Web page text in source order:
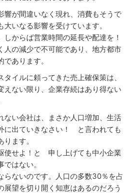
響が間違いなく現れ、消費もそうで
いなる影響を受けています。
しからば営業時間の延長や配達を！
の減少で不可能であり、地方都市
あります。
イルに頼ってきた売上確保策は、
ない限り、企業存続はあり得ない
ない会社は、まさか人口増加、生活
に出ていきなさい！ と言われても
ます。
使せよ！と 申し上げても中小企業
はない。
らないのです。人口の多数30％を占
展望を切り開く知恵はあるのだろう